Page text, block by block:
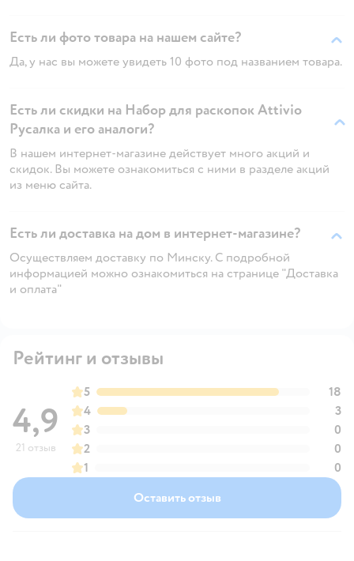
Есть ли фото товара на нашем сайте?
Да, у нас вы можете увидеть 10 фото под названием товара.
Есть ли скидки на Набор для раскопок Attivio
Русалка и его аналоги?
В нашем интернет-магазине действует много акций и
скидок. Вы можете ознакомиться с ними в разделе акций
из меню сайта.
Есть ли доставка на дом в интернет-магазине?
Осуществляем доставку по Минску. С подробной
информацией можно ознакомиться на странице "Доставка
и оплата"
Рейтинг и отзывы
4,9
21 отзыв
5
18
4
3
3
0
2
0
1
0
Оставить отзыв